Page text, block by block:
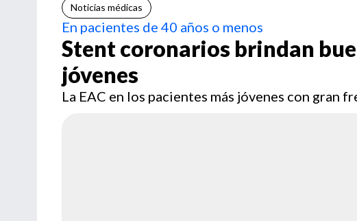
Noticias médicas
En pacientes de 40 años o menos
Stent coronarios brindan
jóvenes
La EAC en los pacientes más jóvenes con gran